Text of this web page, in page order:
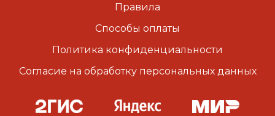
Правила
Способы оплаты
Политика конфиденциальности
Согласие на обработку персональных данных